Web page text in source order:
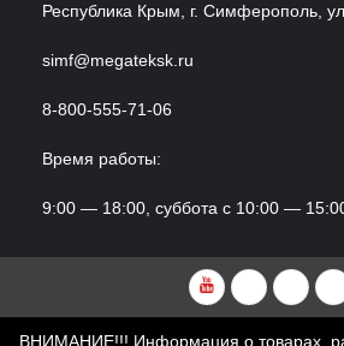
Республика Крым, г. Симферополь,
simf@megateksk.ru
8-800-555-71-06
Время работы:
9:00 — 18:00, суббота с 10:00 —
YouTubeVKvideo
ВНИМАНИЕ!!! Информация о товарах,